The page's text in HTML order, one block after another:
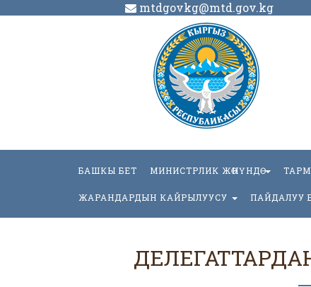
mtdgovkg@mtd.gov.kg
БАШКЫ БЕТ МИНИСТРЛИК ЖӨНҮНДӨ
ЖАРАНДАРДЫН КАЙРЫЛУУСУ ПАЙДАЛУУ